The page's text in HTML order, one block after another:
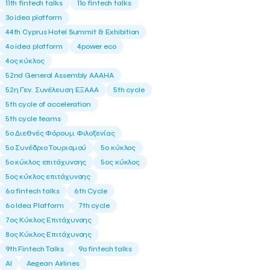
11th fintech talks
11ο fintech talks
3o idea platform
44th Cyprus Hotel Summit & Exhibition
4o idea platform
4power eco
4ος κύκλος
52nd General Assembly AAAHA
52η Γεν. Συνέλευση ΕΞΑΑΑ
5th cycle
5th cycle of acceleration
5th cycle teams
5ο Διεθνές Φόρουμ Φιλοξενίας
5ο Συνέδριο Τουρισμού
5ο κύκλος
5ο κύκλος επιτάχυνσης
5ος κύκλος
5ος κύκλος επιτάχυνσης
6o fintech talks
6th Cycle
6ο Idea Platform
7th cycle
7ος Κύκλος Επιτάχυνσης
8ος Κύκλος Επιτάχυνσης
9th Fintech Talks
9ο fintech talks
AI
Aegean Airlines